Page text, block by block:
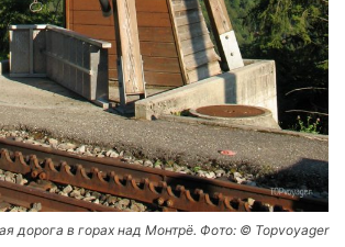
дорога в горах над Монтрё. Фото: © Topvoyager